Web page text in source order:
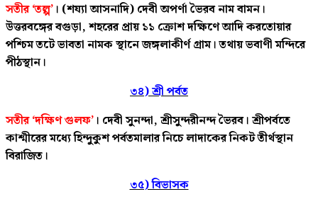
সতীর ‘তল্প’ । (শয্যা আসনাদি) দেবী অপর্ণা ভৈরব নাম বামন।
উত্তরবঙ্গের বগুড়া, শহরের প্রায় ১১ ক্রোশ দক্ষিণে আদি করতোয়ার
পশ্চিম তটে ভাবতা নামক স্থানে জঙ্গলাকীর্ণ গ্রাম। তথায় ভবাণী মন্দিরে
পীঠস্থান।
৩৪) শ্রী পর্বত
সতীর ‘দক্ষিণ গুলফ’ । দেবী সুনন্দা, শ্রীসুন্দরীনন্দ ভৈরব। শ্রীপর্বতে
কাশ্মীরের মধ্যে হিন্দুকুশ পর্বতমালার নিচে লাদাকের নিকট তীর্থস্থান
বিরাজিত।
৩৫) বিভাসক